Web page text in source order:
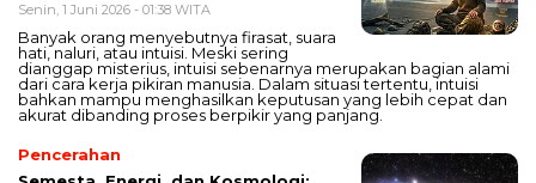
Senin, 1 Juni 2026 - 01:38 WITA
Banyak orang menyebutnya firasat, suara
hati, naluri, atau intuisi. Meski sering
dianggap misterius, intuisi sebenarnya merupakan bagian alami
dari cara kerja pikiran manusia. Dalam situasi tertentu, intuisi
bahkan mampu menghasilkan keputusan yang lebih cepat dan
akurat dibanding proses berpikir yang panjang.
Pencerahan